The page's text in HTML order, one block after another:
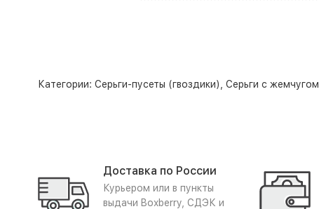
Категории: Серьги-пусеты (гвоздики) Серьги с жемчугом
Доставка по России
Курьером или в пункты
выдачи Boxberry, СДЭК и